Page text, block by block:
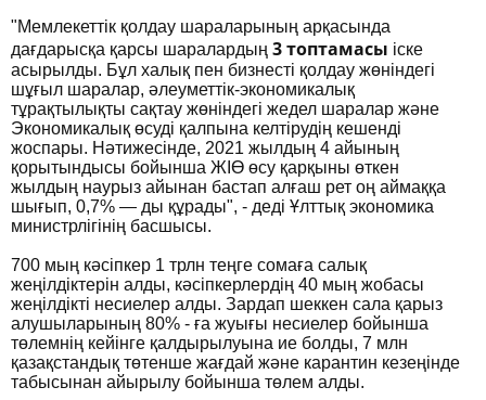
"Мемлекеттік қолдау шараларының арқасында
дағдарысқа қарсы шаралардың 3 топтамасы іске
асырылды. Бұл халық пен бизнесті қолдау жөніндегі
шұғыл шаралар, әлеуметтік-экономикалық
тұрақтылықты сақтау жөніндегі жедел шаралар және
Экономикалық өсуді қалпына келтірудің кешенді
жоспары. Нәтижесінде, 2021 жылдың 4 айының
қорытындысы бойынша ЖІӨ өсу қарқыны өткен
жылдың наурыз айынан бастап алғаш рет оң аймаққа
шығып, 0,7% — ды құрады", - деді Ұлттық экономика
министрлігінің басшысы.
700 мың кәсіпкер 1 трлн теңге сомаға салық
жеңілдіктерін алды, кәсіпкерлердің 40 мың жобасы
жеңілдікті несиелер алды. Зардап шеккен сала қарыз
алушыларының 80% - ға жуығы несиелер бойынша
төлемнің кейінге қалдырылуына ие болды, 7 млн
қазақстандық төтенше жағдай және карантин кезеңінде
табысынан айырылу бойынша төлем алды.